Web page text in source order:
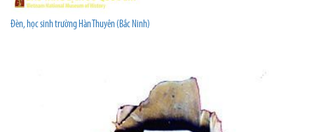
Đèn, học sinh trường Hàn Thuyên (Bắc Ninh)